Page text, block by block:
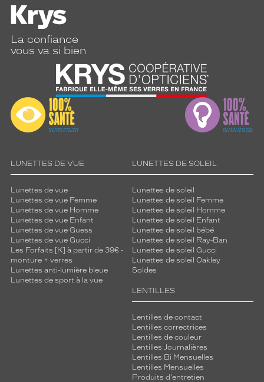
La confiance
vous va si bien
LUNETTES DE VUE
Lunettes de vue
Lunettes de vue Femme
Lunettes de vue Homme
Lunettes de vue Enfant
Lunettes de vue Guess
Lunettes de vue Gucci
Les Forfaits [K] à partir de 39€ -
monture + verres
Lunettes anti-lumière bleue
Lunettes de sport à la vue
LUNETTES DE SOLEIL
Lunettes de soleil
Lunettes de soleil Femme
Lunettes de soleil Homme
Lunettes de soleil Enfant
Lunettes de soleil bébé
Lunettes de soleil Ray-Ban
Lunettes de soleil Gucci
Lunettes de soleil Oakley
Soldes
LENTILLES
Lentilles de contact
Lentilles correctrices
Lentilles de couleur
Lentilles Journalières
Lentilles Bi Mensuelles
Lentilles Mensuelles
Produits d'entretien